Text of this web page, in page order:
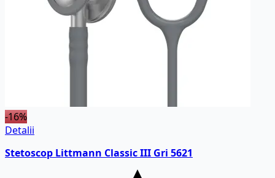
-16%
Detalii
Stetoscop Littmann Classic III Gri 5621